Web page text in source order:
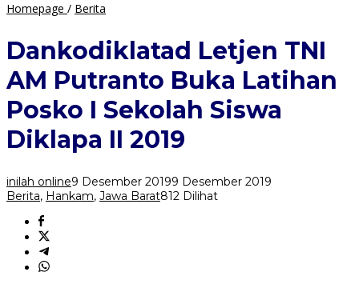
Homepage / Berita
TNI
AM
Putranto
Buka
Latihan
Posko
Sekolah
Diklapa
II
2019
Dankodiklatad Letjen TNI
AM Putranto Buka Latihan
Posko I Sekolah Siswa
Diklapa II 2019
inilah online9 Desember 20199 Desember 2019
Berita, Hankam, Jawa Barat812 Dilihat